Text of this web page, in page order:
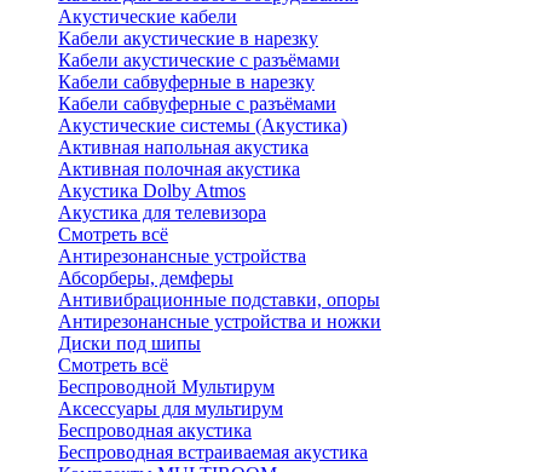
Акустические кабели
Кабели акустические в нарезку
Кабели акустические с разъёмами
Кабели сабвуферные в нарезку
Кабели сабвуферные с разъёмами
Акустические системы (Акустика)
Активная напольная акустика
Активная полочная акустика
Акустика Dolby Atmos
Акустика для телевизора
Смотреть всё
Антирезонансные устройства
Абсорберы, демферы
Антивибрационные подставки, опоры
Антирезонансные устройства и ножки
Диски под шипы
Смотреть всё
Беспроводной Мультирум
Аксессуары для мультирум
Беспроводная акустика
Беспроводная встраиваемая акустика